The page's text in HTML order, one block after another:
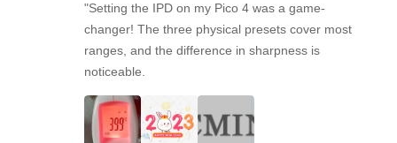
"Setting the IPD on my Pico 4 was a game-
changer! The three physical presets cover most
ranges, and the difference in sharpness is
noticeable.